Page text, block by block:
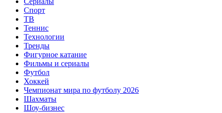
Спорт
ТВ
Теннис
Технологии
Тренды
Фигурное катание
Фильмы и сериалы
Футбол
Хоккей
Чемпионат мира по футболу 2026
Шахматы
Шоу-бизнес